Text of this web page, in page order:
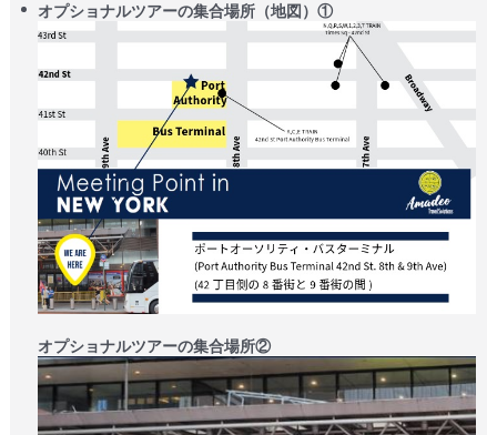
オプショナルツアーの集合場所（地図）①
オプショナルツアーの集合場所②